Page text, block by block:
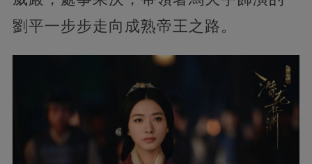
劉平一步步走向成熟帝王之路。